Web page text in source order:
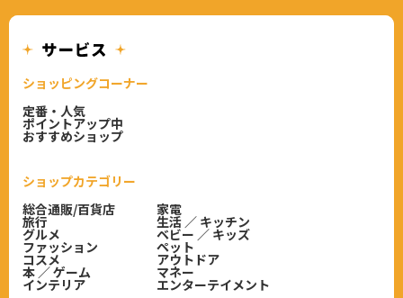
ショッピングコーナー
定番・人気
ポイントアップ中
おすすめショップ
ショップカテゴリー
総合通販/百貨店
旅行
グルメ
ファッション
コスメ
本 ／ ゲーム
インテリア
家電
生活 ／ キッチン
ベビー ／ キッズ
ペット
アウトドア
マネー
エンターテイメント